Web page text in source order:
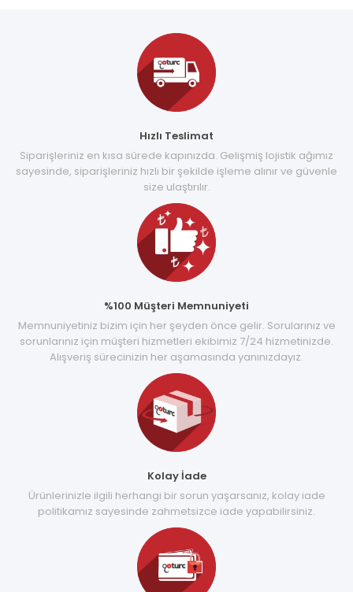
Hızlı Teslimat
Siparişleriniz en kısa sürede kapınızda. Gelişmiş lojistik ağımız
sayesinde, siparişleriniz hızlı bir şekilde işleme alınır ve güvenle
size ulaştırılır.
%100 Müşteri Memnuniyeti
Memnuniyetiniz bizim için her şeyden önce gelir. Sorularınız ve
sorunlarınız için müşteri hizmetleri ekibimiz 7/24 hizmetinizde.
Alışveriş sürecinizin her aşamasında yanınızdayız.
Kolay İade
Ürünlerinizle ilgili herhangi bir sorun yaşarsanız, kolay iade
politikamız sayesinde zahmetsizce iade yapabilirsiniz.